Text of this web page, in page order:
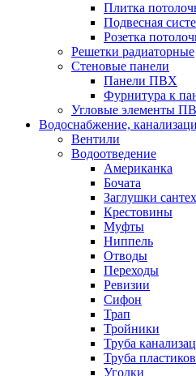
Плитка
Подвесная
Розетка
Решетки радиаторные
Стеновые панели
Панели ПВХ
Фурнитура к
Угловые элементы
Водоснабжение,
Вентили
Водоотведение
Американка
Бочата
Заглушки
Крестовины
Муфты
Ниппель
Отводы
Переходы
Ревизии
Сифон
Трап
Тройники
Труба
Труба
Уголки